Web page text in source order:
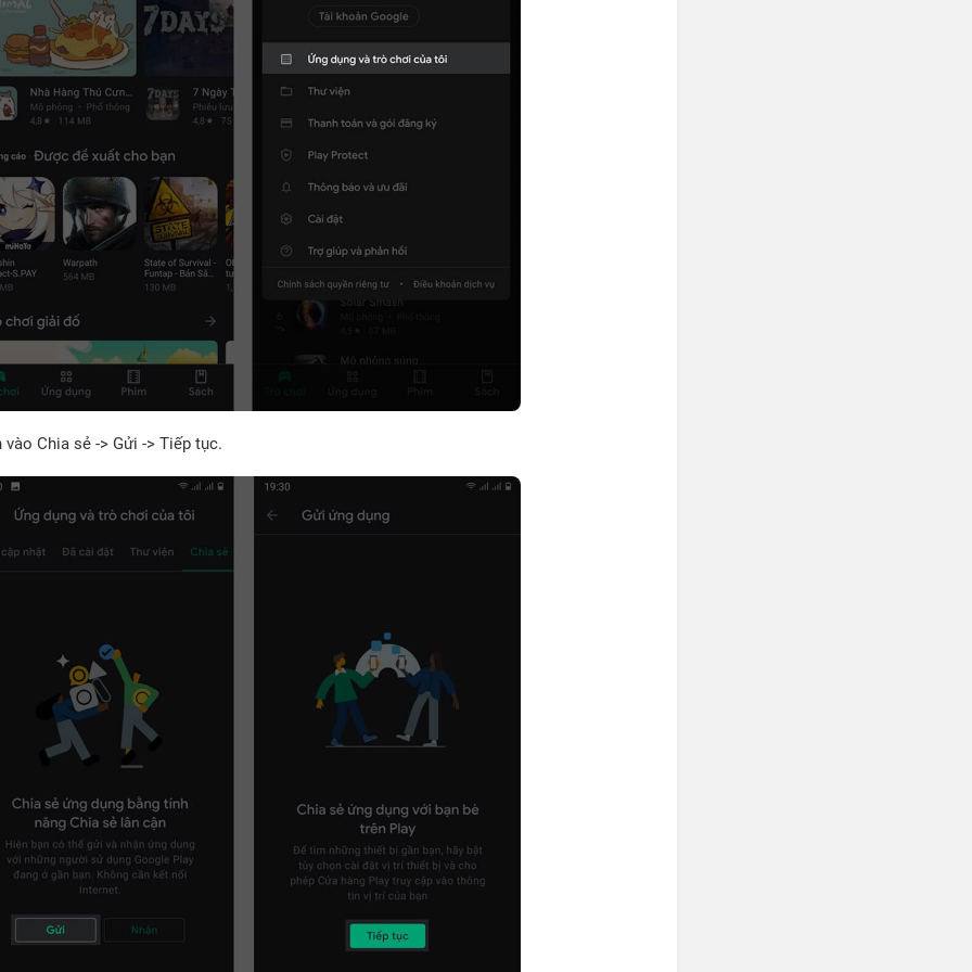
Chia sẻ -> Gửi -> Tiếp tục.